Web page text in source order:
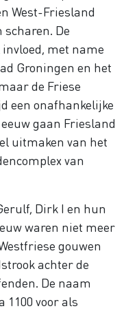
West-Friesland
De
met name
Groningen en het
de Friese
een onafhankelijke
gaan Friesland
uitmaken van het
van
Dirk I en hun
waren niet meer
gouwen
achter de
De naam
1100 voor als